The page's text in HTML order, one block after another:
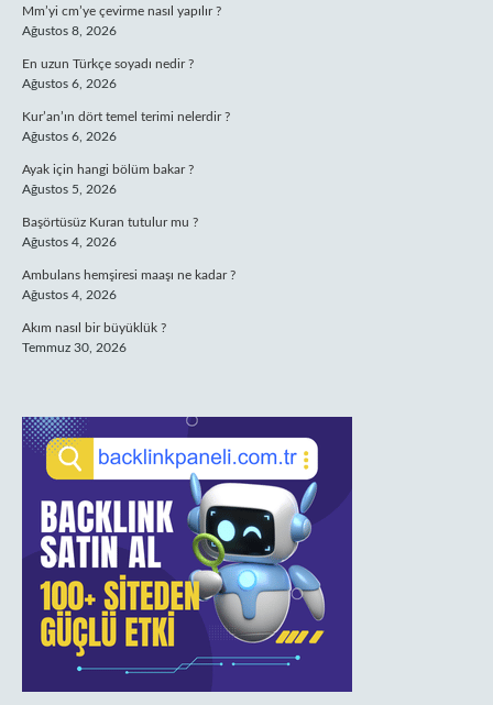
Mm’yi cm’ye çevirme nasıl yapılır ?
Ağustos 8, 2026
En uzun Türkçe soyadı nedir ?
Ağustos 6, 2026
Kur’an’ın dört temel terimi nelerdir ?
Ağustos 6, 2026
Ayak için hangi bölüm bakar ?
Ağustos 5, 2026
Başörtüsüz Kuran tutulur mu ?
Ağustos 4, 2026
Ambulans hemşiresi maaşı ne kadar ?
Ağustos 4, 2026
Akım nasıl bir büyüklük ?
Temmuz 30, 2026